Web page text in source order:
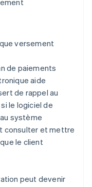
versement
de paiements
aide
de rappel au
le logiciel de
système
consulter et mettre
le client
peut devenir